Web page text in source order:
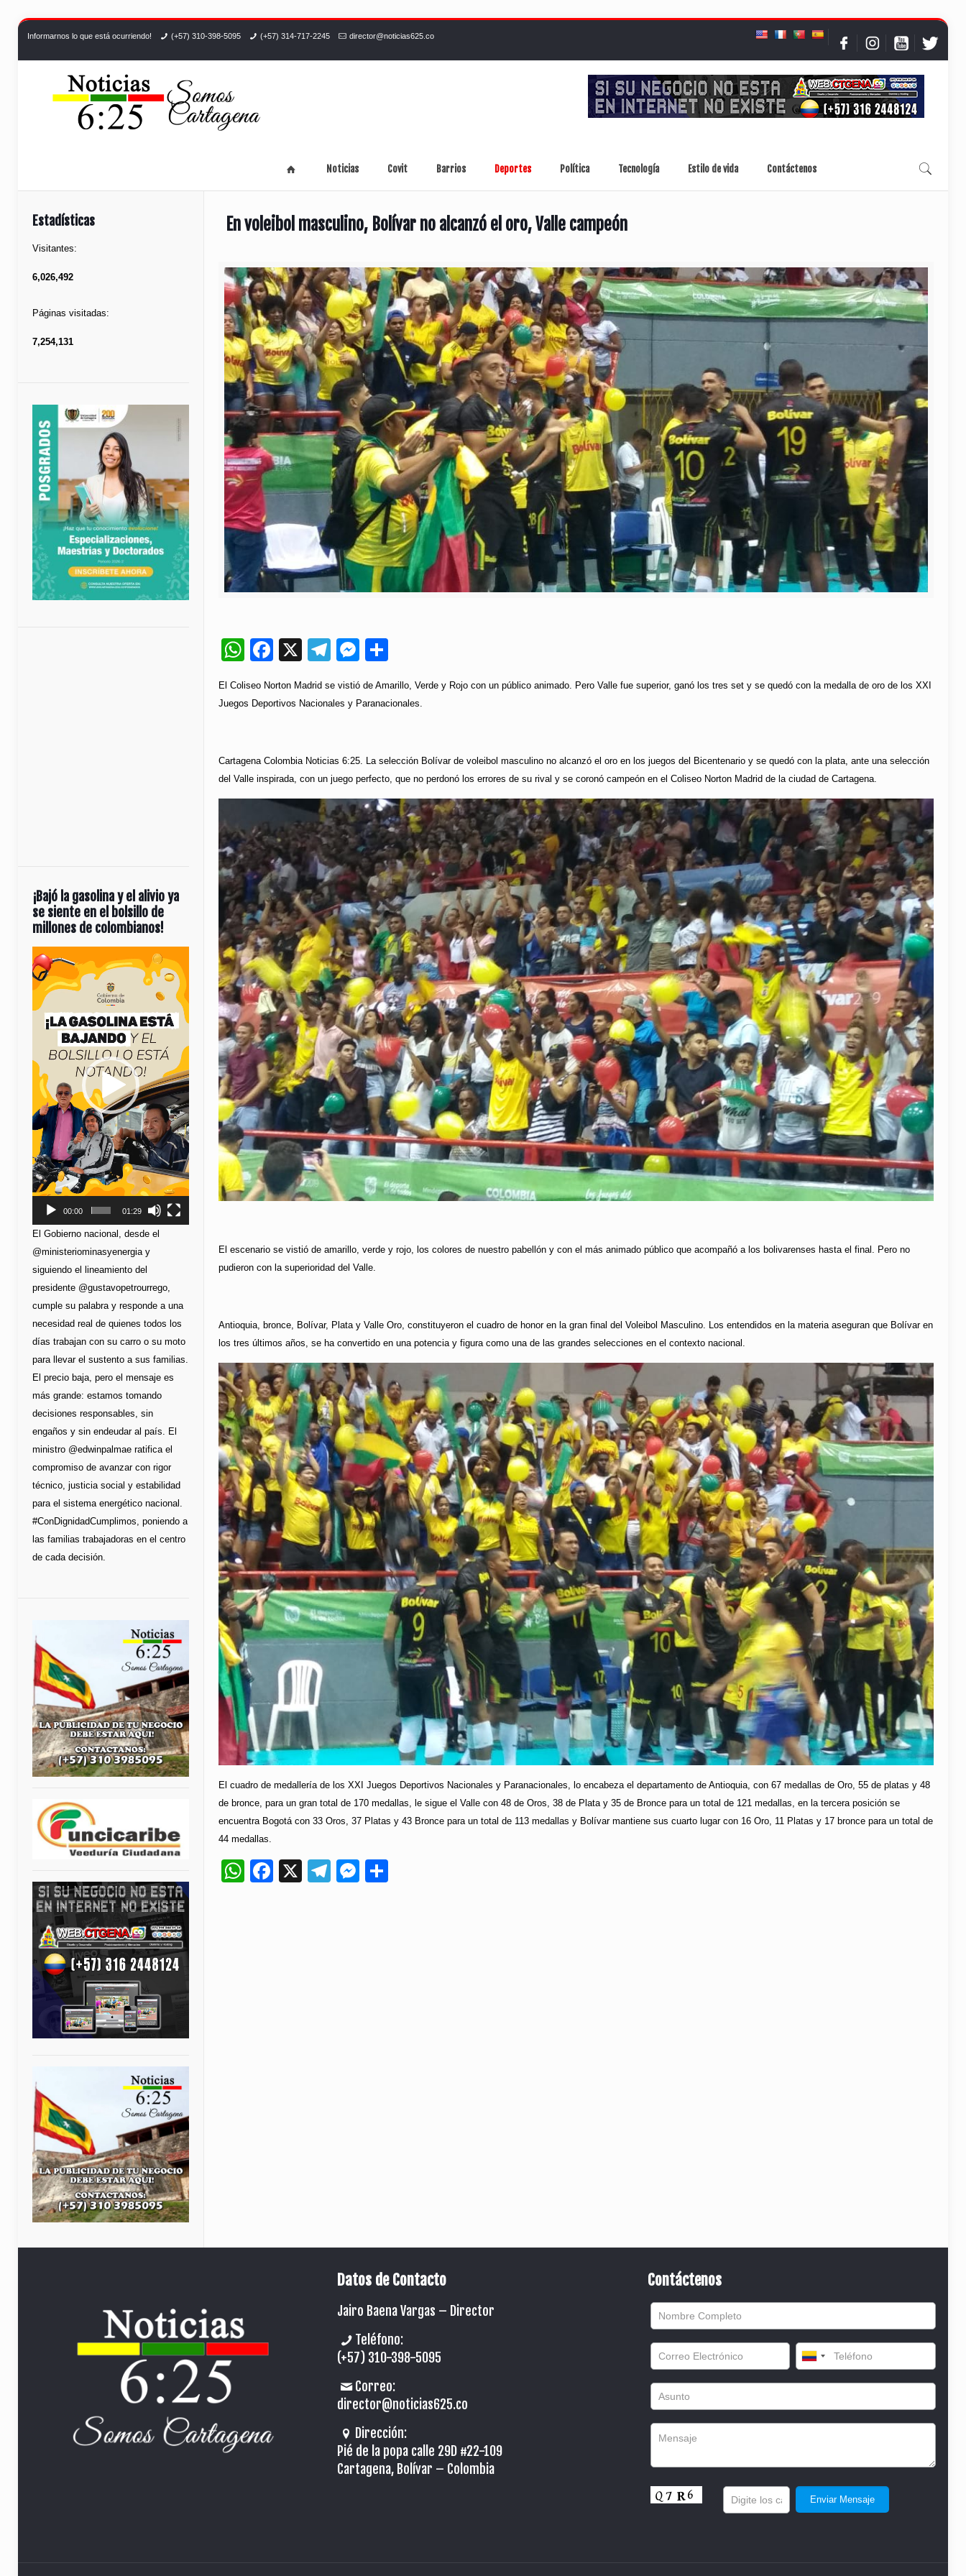
Informarnos lo que está ocurriendo! (+57) 310-398-5095 (+57) 314-717-2245 director@noticias625.co
Noticias Covit Barrios Deportes Política Tecnología Estilo de vida Contáctenos
En voleibol masculino, Bolívar no alcanzó el oro, Valle campeón
WhatsApp
Facebook
X Telegram
Messenger
El Coliseo Norton Madrid se vistió de Amarillo, Verde y Rojo con un público animado. Pero Valle fue superior, ganó los tres set y se quedó con la medalla de oro de los XXI
Juegos Deportivos Nacionales y Paranacionales.
Cartagena Colombia Noticias 6:25. La selección Bolívar de voleibol masculino no alcanzó el oro en los juegos del Bicentenario y se quedó con la plata, ante una selección
del Valle inspirada, con un juego perfecto, que no perdonó los errores de su rival y se coronó campeón en el Coliseo Norton Madrid de la ciudad de Cartagena.
El escenario se vistió de amarillo, verde y rojo, los colores de nuestro pabellón y con el más animado público que acompañó a los bolivarenses hasta el final. Pero no
pudieron con la superioridad del Valle.
Antioquia, bronce, Bolívar, Plata y Valle Oro, constituyeron el cuadro de honor en la gran final del Voleibol Masculino. Los entendidos en la materia aseguran que Bolívar en
los tres últimos años, se ha convertido en una potencia y figura como una de las grandes selecciones en el contexto nacional.
El cuadro de medallería de los XXI Juegos Deportivos Nacionales y Paranacionales, lo encabeza el departamento de Antioquia, con 67 medallas de Oro, 55 de platas y 48
de bronce, para un gran total de 170 medallas, le sigue el Valle con 48 de Oros, 38 de Plata y 35 de Bronce para un total de 121 medallas, en la tercera posición se
encuentra Bogotá con 33 Oros, 37 Platas y 43 Bronce para un total de 113 medallas y Bolívar mantiene sus cuarto lugar con 16 Oro, 11 Platas y 17 bronce para un total de
44 medallas.
WhatsApp
Facebook
X Telegram
Messenger
Estadísticas
Visitantes:
6,026,492
Páginas visitadas:
7,254,131
¡Bajó la gasolina y el alivio ya
se siente en el bolsillo de
millones de colombianos!
Reproductor
de
vídeo
00:00 01:29
El Gobierno nacional, desde el
@ministeriominasyenergia y
siguiendo el lineamiento del
presidente @gustavopetrourrego,
cumple su palabra y responde a una
necesidad real de quienes todos los
días trabajan con su carro o su moto
para llevar el sustento a sus familias.
El precio baja, pero el mensaje es
más grande: estamos tomando
decisiones responsables, sin
engaños y sin endeudar al país. El
ministro @edwinpalmae ratifica el
compromiso de avanzar con rigor
técnico, justicia social y estabilidad
para el sistema energético nacional.
#ConDignidadCumplimos, poniendo a
las familias trabajadoras en el centro
de cada decisión.
Datos de Contacto
Jairo Baena Vargas – Director
Teléfono:
(+57) 310-398-5095
Correo:
director@noticias625.co
Dirección:
Pié de la popa calle 29D #22-109
Cartagena, Bolívar – Colombia
Contáctenos